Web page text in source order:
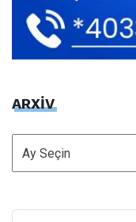
ARXİV
ARXİV